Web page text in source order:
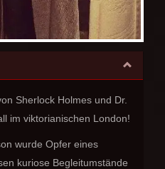
Sherlock Holmes und Dr.
im viktorianischen London!
wurde Opfer eines
kuriose Begleitumstände